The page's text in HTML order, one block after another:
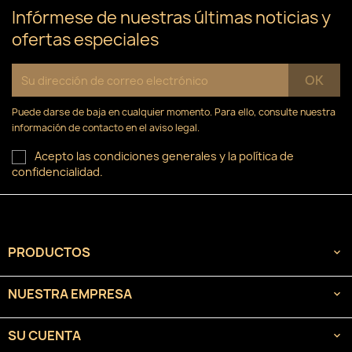
Infórmese de nuestras últimas noticias y
ofertas especiales
Puede darse de baja en cualquier momento. Para ello, consulte nuestra
información de contacto en el aviso legal.
Acepto las condiciones generales y la política de
confidencialidad.
PRODUCTOS 
NUESTRA EMPRESA 
SU CUENTA 